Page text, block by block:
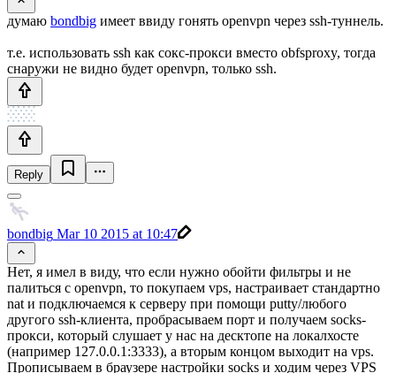
думаю bondbig имеет ввиду гонять openvpn через ssh-туннель.
т.е. использовать ssh как сокс-прокси вместо obfsproxy, тогда
снаружи не видно будет openvpn, только ssh.
Reply
bondbig Mar 10 2015 at 10:47
Нет, я имел в виду, что если нужно обойти фильтры и не
палиться с openvpn, то покупаем vps, настраивает стандартно
nat и подключаемся к серверу при помощи putty/любого
другого ssh-клиента, пробрасываем порт и получаем socks-
прокси, который слушает у нас на десктопе на локалхосте
(например 127.0.0.1:3333), а вторым концом выходит на vps.
Прописываем в браузере настройки socks и ходим через VPS